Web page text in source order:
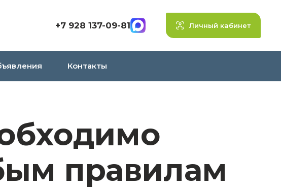
+7 928 137-09-81 Личный кабинет
Контакты
правилам